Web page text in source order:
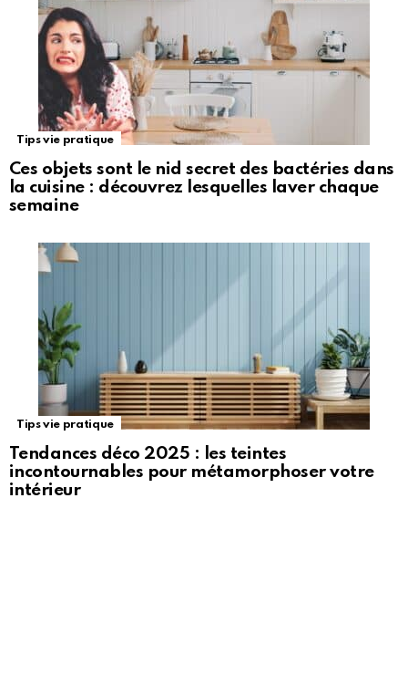
Tips vie pratique
Ces objets sont le nid secret des bactéries dans
la cuisine : découvrez lesquelles laver chaque
semaine
Tips vie pratique
Tendances déco 2025 : les teintes
incontournables pour métamorphoser votre
intérieur